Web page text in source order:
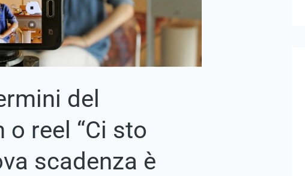
del
reel “Ci sto
scadenza è